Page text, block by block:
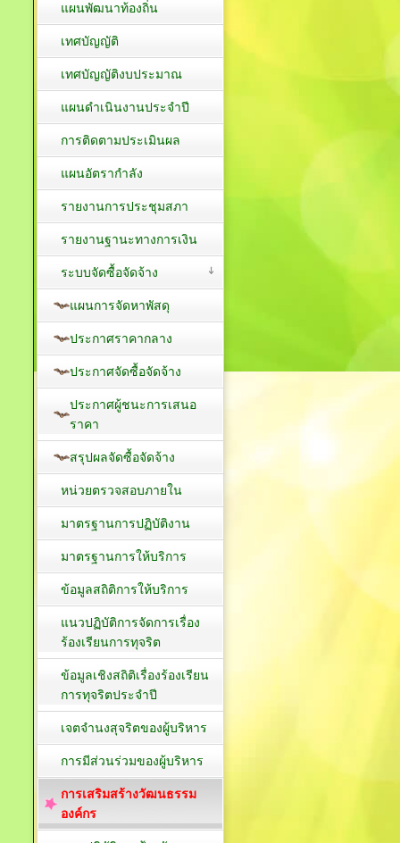
แผนพัฒนาท้องถิ่น
เทศบัญญัติ
เทศบัญญัติงบประมาณ
แผนดำเนินงานประจำปี
การติดตามประเมินผล
แผนอัตรากำลัง
รายงานการประชุมสภา
รายงานฐานะทางการเงิน
ระบบจัดซื้อจัดจ้าง
แผนการจัดหาพัสดุ
ประกาศราคากลาง
ประกาศจัดซื้อจัดจ้าง
ประกาศผู้ชนะการเสนอ
ราคา
สรุปผลจัดซื้อจัดจ้าง
หน่วยตรวจสอบภายใน
มาตรฐานการปฏิบัติงาน
มาตรฐานการให้บริการ
ข้อมูลสถิติการให้บริการ
แนวปฏิบัติการจัดการเรื่อง
ร้องเรียนการทุจริต
ข้อมูลเชิงสถิติเรื่องร้องเรียน
การทุจริตประจำปี
เจตจำนงสุจริตของผู้บริหาร
การมีส่วนร่วมของผู้บริหาร
การเสริมสร้างวัฒนธรรม
องค์กร